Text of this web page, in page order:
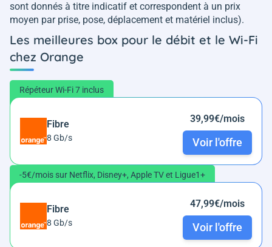
sont donnés à titre indicatif et correspondent à un prix
moyen par prise, pose, déplacement et matériel inclus).
Les meilleures box pour le débit et le Wi-Fi
chez Orange
Répéteur Wi-Fi 7 inclus
Fibre
8 Gb/s
39,99€/mois
Voir l'offre
-5€/mois sur Netflix, Disney+, Apple TV et Ligue1+
Fibre
8 Gb/s
47,99€/mois
Voir l'offre